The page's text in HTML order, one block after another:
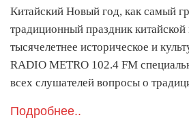
Китайский Новый год, как самый
традиционный праздник китайской
тысячелетнее историческое и
RADIO METRO 102.4 FM
всех слушателей вопросы о
Подробнее..